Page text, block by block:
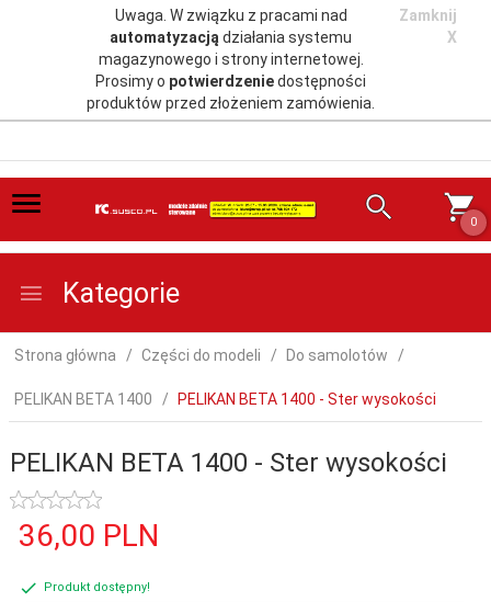
Uwaga. W związku z pracami nad
automatyzacjądziałania systemu
magazynowego i strony internetowej.
Prosimy o potwierdzeniedostępności
produktów przed złożeniem zamówienia.
Zamknij
X
0
Kategorie
Strona główna Części do modeli Do samolotów
PELIKAN BETA 1400 PELIKAN BETA 1400 - Ster wysokości
PELIKAN BETA 1400 - Ster wysokości
36,00 PLN
Produkt dostępny!